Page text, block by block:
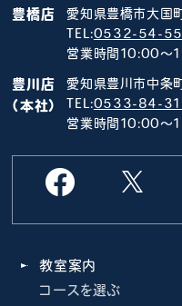
豊橋店
愛知県豊橋市大
TEL:0532-54-
営業時間10:00～
豊川店
（本社）
愛知県豊川市中
TEL:0533-84-
営業時間10:00～
教室案内
コースを選ぶ